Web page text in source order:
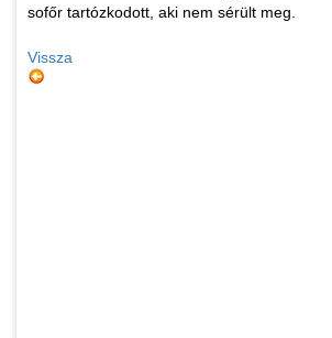
sofőr tartózkodott, aki nem sérült meg.
Vissza